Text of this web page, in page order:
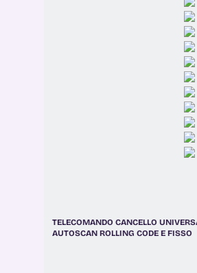
TELECOMANDO CANCELLO
AUTOSCAN ROLLING CODE E FISSO